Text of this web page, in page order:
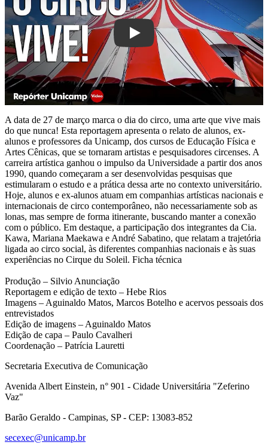
Play
A data de 27 de março marca o dia do circo, uma arte que vive mais
do que nunca! Esta reportagem apresenta o relato de alunos, ex-
alunos e professores da Unicamp, dos cursos de Educação Física e
Artes Cênicas, que se tornaram artistas e pesquisadores circenses. A
carreira artística ganhou o impulso da Universidade a partir dos anos
1990, quando começaram a ser desenvolvidas pesquisas que
estimularam o estudo e a prática dessa arte no contexto universitário.
Hoje, alunos e ex-alunos atuam em companhias artísticas nacionais e
internacionais de circo contemporâneo, não necessariamente sob as
lonas, mas sempre de forma itinerante, buscando manter a conexão
com o público. Em destaque, a participação dos integrantes da Cia.
Kawa, Mariana Maekawa e André Sabatino, que relatam a trajetória
ligada ao circo social, às diferentes companhias nacionais e às suas
experiências no Cirque du Soleil. Ficha técnica
Produção – Silvio Anunciação
Reportagem e edição de texto – Hebe Rios
Imagens – Aguinaldo Matos, Marcos Botelho e acervos pessoais dos
entrevistados
Edição de imagens – Aguinaldo Matos
Edição de capa – Paulo Cavalheri
Coordenação – Patrícia Lauretti
Secretaria Executiva de Comunicação
Avenida Albert Einstein, n° 901 - Cidade Universitária "Zeferino
Vaz"
Barão Geraldo - Campinas, SP - CEP: 13083-852
secexec@unicamp.br